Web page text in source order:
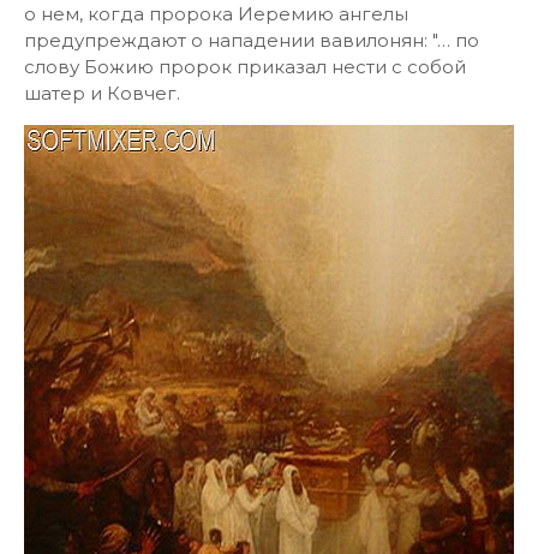
о нем, когда пророка Иеремию ангелы
предупреждают о нападении вавилонян: "… по
слову Божию пророк приказал нести с собой
шатер и Ковчег.